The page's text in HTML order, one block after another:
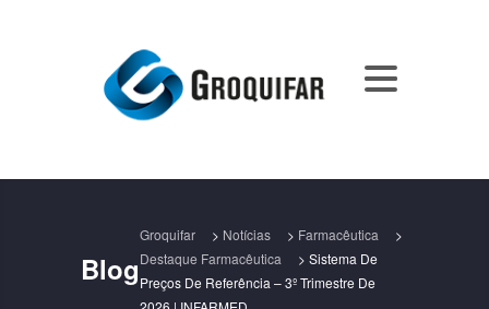
Blog
Groquifar > Notícias > Farmacêutica
>
Destaque Farmacêutica
> Sistema De
Preços De Referência – 3º Trimestre De